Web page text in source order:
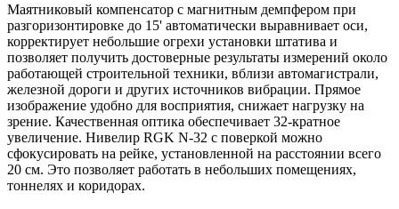
Маятниковый компенсатор с магнитным демпфером при
разгоризонтировке до 15' автоматически выравнивает оси,
корректирует небольшие огрехи установки штатива и
позволяет получить достоверные результаты измерений около
работающей строительной техники, вблизи автомагистрали,
железной дороги и других источников вибрации. Прямое
изображение удобно для восприятия, снижает нагрузку на
зрение. Качественная оптика обеспечивает 32-кратное
увеличение. Нивелир RGK N-32 с поверкой можно
сфокусировать на рейке, установленной на расстоянии всего
20 см. Это позволяет работать в небольших помещениях,
тоннелях и коридорах.